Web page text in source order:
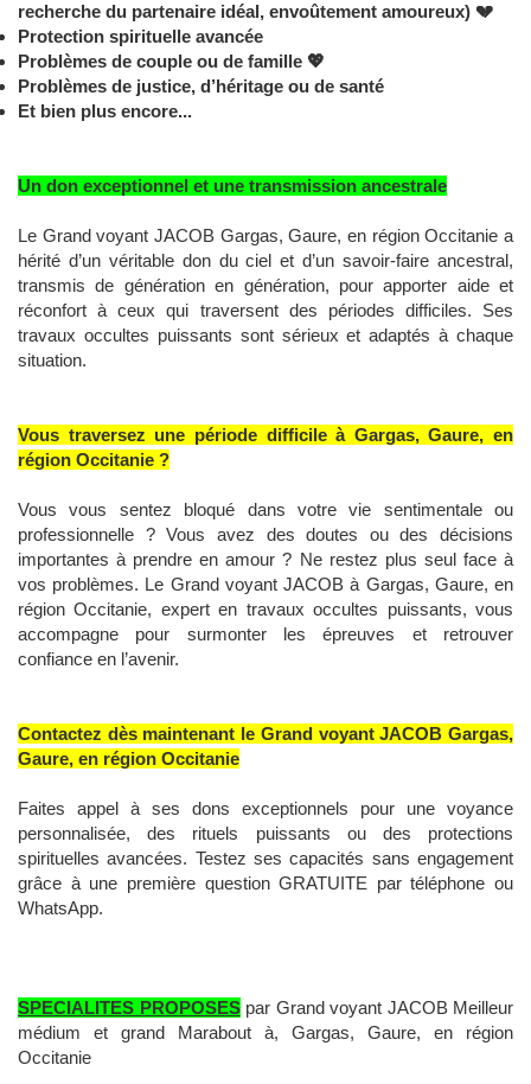
recherche du partenaire idéal, envoûtement amoureux) 💔
Protection spirituelle avancée
Problèmes de couple ou de famille 💖
Problèmes de justice, d’héritage ou de santé
Et bien plus encore...
Un don exceptionnel et une transmission ancestrale
Le Grand voyant JACOB Gargas, Gaure, en région Occitanie a
hérité d’un véritable don du ciel et d’un savoir-faire ancestral,
transmis de génération en génération, pour apporter aide et
réconfort à ceux qui traversent des périodes difficiles. Ses
travaux occultes puissants sont sérieux et adaptés à chaque
situation.
Vous traversez une période difficile à Gargas, Gaure, en
région Occitanie ?
Vous vous sentez bloqué dans votre vie sentimentale ou
professionnelle ? Vous avez des doutes ou des décisions
importantes à prendre en amour ? Ne restez plus seul face à
vos problèmes. Le Grand voyant JACOB à Gargas, Gaure, en
région Occitanie, expert en travaux occultes puissants, vous
accompagne pour surmonter les épreuves et retrouver
confiance en l’avenir.
Contactez dès maintenant le Grand voyant JACOB Gargas,
Gaure, en région Occitanie
Faites appel à ses dons exceptionnels pour une voyance
personnalisée, des rituels puissants ou des protections
spirituelles avancées. Testez ses capacités sans engagement
grâce à une première question GRATUITE par téléphone ou
WhatsApp.
SPECIALITES PROPOSESpar Grand voyant JACOB Meilleur
médium et grand Marabout à, Gargas, Gaure, en région
Occitanie